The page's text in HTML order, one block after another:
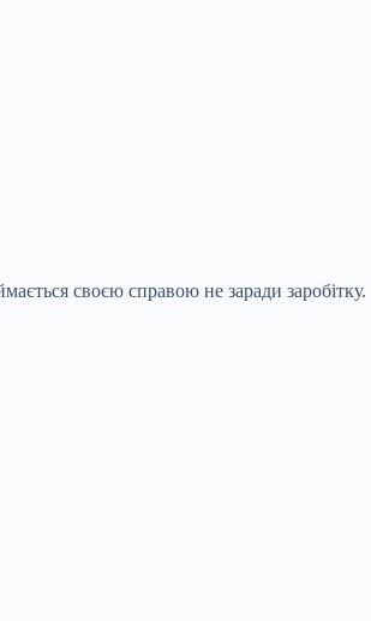
своєю справою не заради заробітку.